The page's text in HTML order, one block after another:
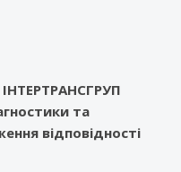
та
відповідності